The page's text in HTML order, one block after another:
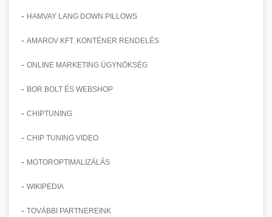
- HAMVAY LANG DOWN PILLOWS
- AMAROV KFT. KONTÉNER RENDELÉS
- ONLINE MARKETING ÜGYNÖKSÉG
- BOR BOLT ÉS WEBSHOP
- CHIPTUNING
- CHIP TUNING VIDEO
- MOTOROPTIMALIZÁLÁS
- WIKIPEDIA
- TOVÁBBI PARTNEREINK